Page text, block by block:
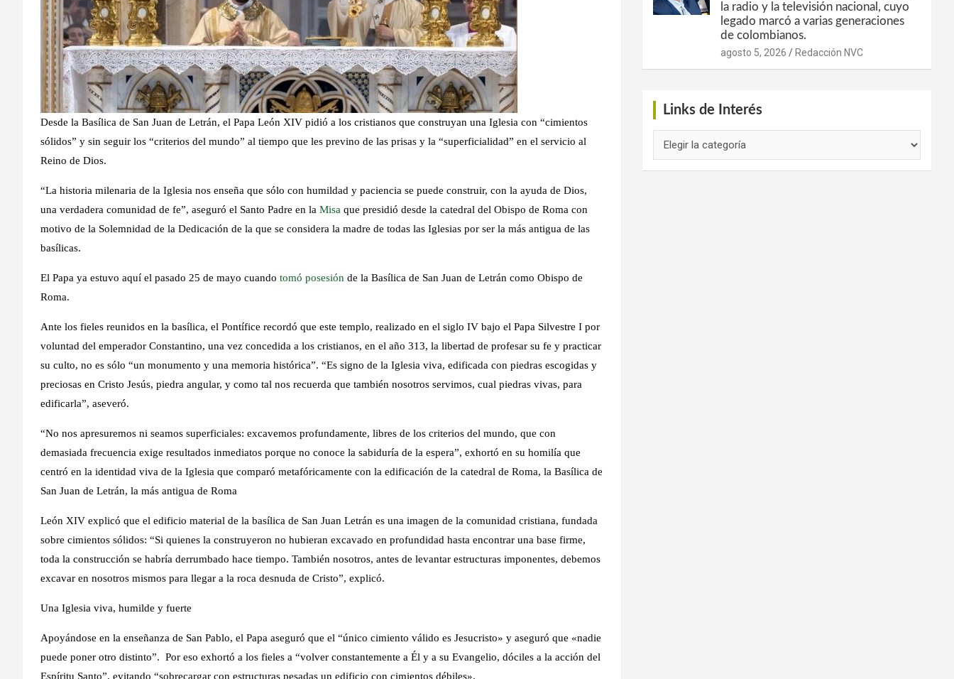
Desde la Basílica de San Juan de Letrán, el Papa León XIV pidió a los cristianos que construyan una Iglesia con “cimientos
sólidos” y sin seguir los “criterios del mundo” al tiempo que les previno de las prisas y la “superficialidad” en el servicio al
Reino de Dios.
“La historia milenaria de la Iglesia nos enseña que sólo con humildad y paciencia se puede construir, con la ayuda de Dios,
una verdadera comunidad de fe”, aseguró el Santo Padre en la Misa que presidió desde la catedral del Obispo de Roma con
motivo de la Solemnidad de la Dedicación de la que se considera la madre de todas las Iglesias por ser la más antigua de las
basílicas.
El Papa ya estuvo aquí el pasado 25 de mayo cuando tomó posesión de la Basílica de San Juan de Letrán como Obispo de
Roma.
Ante los fieles reunidos en la basílica, el Pontífice recordó que este templo, realizado en el siglo IV bajo el Papa Silvestre I por
voluntad del emperador Constantino, una vez concedida a los cristianos, en el año 313, la libertad de profesar su fe y practicar
su culto, no es sólo “un monumento y una memoria histórica”. “Es signo de la Iglesia viva, edificada con piedras escogidas y
preciosas en Cristo Jesús, piedra angular, y como tal nos recuerda que también nosotros servimos, cual piedras vivas, para
edificarla”, aseveró.
“No nos apresuremos ni seamos superficiales: excavemos profundamente, libres de los criterios del mundo, que con
demasiada frecuencia exige resultados inmediatos porque no conoce la sabiduría de la espera”, exhortó en su homilía que
centró en la identidad viva de la Iglesia que comparó metafóricamente con la edificación de la catedral de Roma, la Basílica de
San Juan de Letrán, la más antigua de Roma
León XIV explicó que el edificio material de la basílica de San Juan Letrán es una imagen de la comunidad cristiana, fundada
sobre cimientos sólidos: “Si quienes la construyeron no hubieran excavado en profundidad hasta encontrar una base firme,
toda la construcción se habría derrumbado hace tiempo. También nosotros, antes de levantar estructuras imponentes, debemos
excavar en nosotros mismos para llegar a la roca desnuda de Cristo”, explicó.
Una Iglesia viva, humilde y fuerte
Apoyándose en la enseñanza de San Pablo, el Papa aseguró que el “único cimiento válido es Jesucristo» y aseguró que «nadie
puede poner otro distinto”. Por eso exhortó a los fieles a “volver constantemente a Él y a su Evangelio, dóciles a la acción del
Espíritu Santo”, evitando “sobrecargar con estructuras pesadas un edificio con cimientos débiles».
la radio y la televisión nacional, cuyo
legado marcó a varias generaciones
de colombianos.
agosto 5, 2026 Redacción NVC
Links de Interés
de